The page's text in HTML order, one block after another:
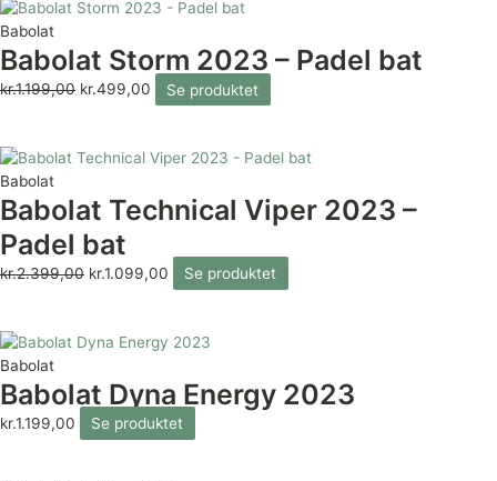
Babolat
Babolat Storm 2023 – Padel bat
kr.1.199,00 kr.499,00 Se produktet
Babolat
Babolat Technical Viper 2023 –
Padel bat
kr.2.399,00 kr.1.099,00 Se produktet
Babolat
Babolat Dyna Energy 2023
kr.1.199,00 Se produktet